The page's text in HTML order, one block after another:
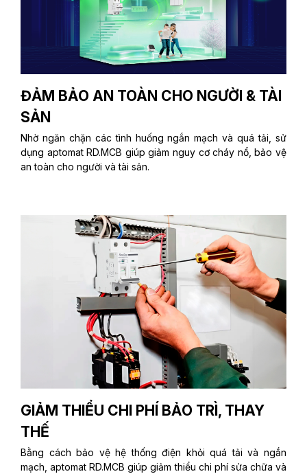
ĐẢM BẢO AN TOÀN CHO NGƯỜI & TÀI
SẢN
Nhờ ngăn chặn các tình huống ngắn mạch và quá tải, sử
dụng aptomat RD.MCB giúp giảm nguy cơ cháy nổ, bảo vệ
an toàn cho người và tài sản.
GIẢM THIỂU CHI PHÍ BẢO TRÌ, THAY
THẾ
Bằng cách bảo vệ hệ thống điện khỏi quá tải và ngắn
mạch, aptomat RD.MCB giúp giảm thiểu chi phí sửa chữa và